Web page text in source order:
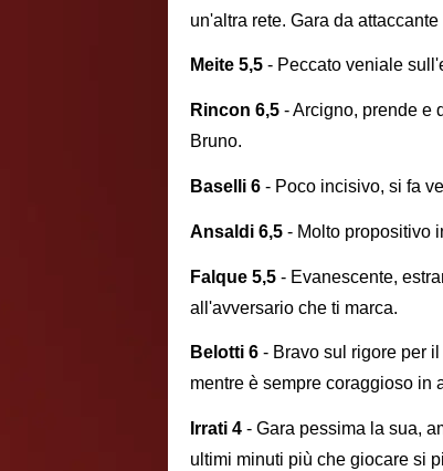
un'altra rete. Gara da
Meite 5,5 - Peccato veniale
Rincon 6,5 - Arcigno, prende e
Bruno.
Baselli 6 - Poco incisivo, si fa
Ansaldi 6,5 - Molto propositivo
Falque 5,5 - Evanescente,
all'avversario che ti marca.
Belotti 6 - Bravo sul rigore per
mentre è sempre coraggioso in
Irrati 4 - Gara pessima la sua,
ultimi minuti più che giocare si